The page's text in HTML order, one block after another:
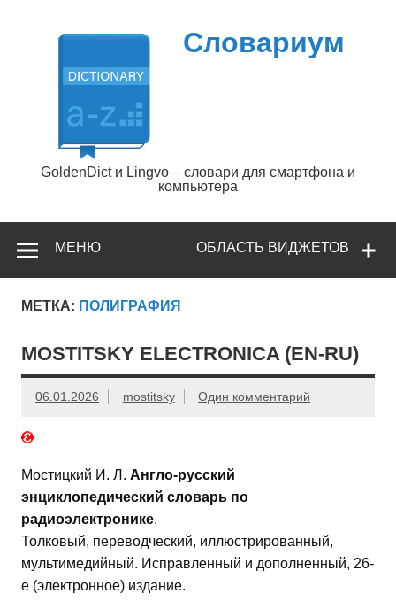
содержимому
Словариум
GoldenDict и Lingvo – словари для смартфона и
компьютера
ОБЛАСТЬ ВИДЖЕТОВ
МЕНЮ
МЕТКА: ПОЛИГРАФИЯ
MOSTITSKY ELECTRONICA (EN-RU)
06.01.2026 mostitsky Один комментарий
Мостицкий И. Л. Англо-русский
энциклопедический словарь по
радиоэлектронике.
Толковый, переводческий, иллюстрированный,
мультимедийный. Исправленный и дополненный, 26-
е (электронное) издание.